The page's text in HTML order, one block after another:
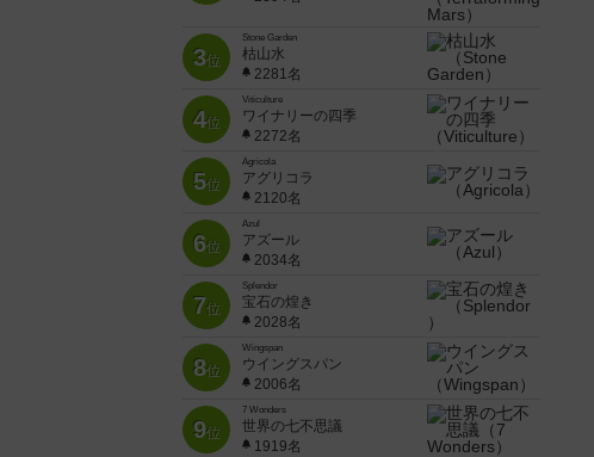
3位
Stone Garden
枯山水
2281名
4位
Viticulture
ワイナリーの四季
2272名
5位
Agricola
アグリコラ
2120名
6位
Azul
アズール
2034名
7位
Splendor
宝石の煌き
2028名
8位
Wingspan
ウイングスパン
2006名
9位
7 Wonders
世界の七不思議
1919名